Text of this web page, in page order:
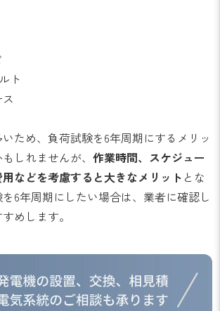
ト
ため、負荷試験を6年周期にするメリッ
しれませんが、 作業時間、スケジュー
などを考慮すると大きなメリット とな
6年周期にしたい場合は、業者に確認し
めします。